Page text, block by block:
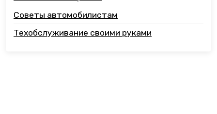
Советы автомобилистам
Техобслуживание своими руками